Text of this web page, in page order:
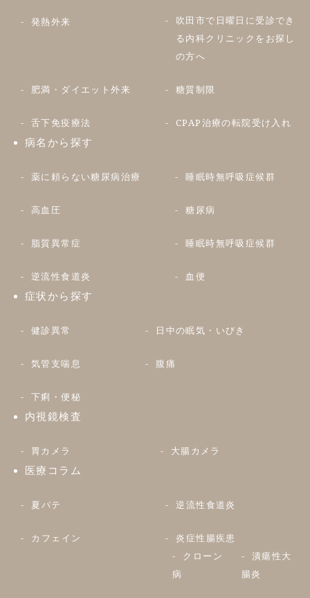
発熱外来
吹田市で日曜日に受診でき
る内科クリニックをお探し
の方へ
肥満・ダイエット外来 糖質制限
舌下免疫療法 CPAP治療の転院受け入れ
病名から探す
薬に頼らない糖尿病治療 睡眠時無呼吸症候群
高血圧 糖尿病
脂質異常症 睡眠時無呼吸症候群
逆流性食道炎 血便
症状から探す
健診異常 日中の眠気・いびき
気管支喘息 腹痛
下痢・便秘
内視鏡検査
胃カメラ 大腸カメラ
医療コラム
夏バテ 逆流性食道炎
カフェイン
炎症性腸疾患
クローン
病
潰瘍性大
腸炎